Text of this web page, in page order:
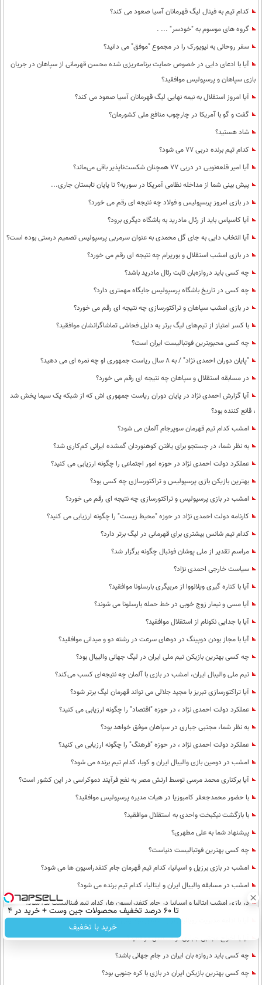
کدام تیم به فینال لیگ قهرمانان آسیا صعود می کند؟
گروه های موسوم به "خودسر" ... .
سفر روحانی به نیویورک را در مجموع "موفق" می دانید؟
آیا با ادعای دایی در خصوص حمایت برنامه‌ریزی شده محسن قهرمانی از سپاهان در جریان
بازی سپاهان و پرسپولیس موافقید؟
آیا امروز استقلال به نیمه نهایی لیگ قهرمانان آسیا صعود می کند؟
گفت و گو با آمریکا در چارچوب منافع ملی کشورمان؟
شاد هستید؟
کدام تیم برنده دربی 77 می شود؟
آیا امیر قلعه‌نویی در دربی 77 همچنان شکست‌ناپذیر باقی می‌ماند؟
پیش بینی شما از مداخله نظامی آمریکا در سوریه؟ تا پایان تابستان جاری...
در بازی امروز پرسپولیس و فولاد چه نتیجه ای رقم می خورد؟
آیا کاسیاس باید از رئال مادرید به باشگاه دیگری برود؟
آیا انتخاب دایی به جای گل محمدی به عنوان سرمربی پرسپولیس تصمیم درستی بوده است؟
در بازی امشب استقلال و بوریرام چه نتیجه ای رقم می خورد؟
چه کسی باید دروازه‌بان ثابت رئال مادرید باشد؟
چه کسی در تاریخ باشگاه پرسپولیس جایگاه مهمتری دارد؟
در بازی امشب سپاهان و تراکتورسازی چه نتیجه ای رقم می خورد؟
با کسر امتیاز از تیم‌های لیگ برتر به دلیل فحاشی تماشاگرانشان موافقید؟
چه کسی محبوبترین فوتبالیست ایران است؟
"پایان دوران احمدی نژاد" / به 8 سال ریاست جمهوری او چه نمره ای می دهید؟
در مسابقه استقلال و سپاهان چه نتیجه ای رقم می خورد؟
آیا گزارش احمدی نژاد در پایان دوران ریاست جمهوری اش که از شبکه یک سیما پخش شد
، قانع کننده بود؟
امشب کدام تیم قهرمان سوپرجام آلمان می شود؟
به نظر شما، در جستجو برای یافتن کوهنوردان گمشده ایرانی کم‌کاری شد؟
عملکرد دولت احمدی نژاد در حوزه امور اجتماعی را چگونه ارزیابی می کنید؟
بهترین بازیکن بازی پرسپولیس و تراکتورسازی چه کسی بود؟
امشب در بازی پرسپولیس و تراکتورسازی چه نتیجه ای رقم می خورد؟
کارنامه دولت احمدی نژاد در حوزه "محیط زیست" را چگونه ارزیابی می کنید؟
کدام تیم شانس بیشتری برای قهرمانی در لیگ برتر دارد؟
مراسم تقدیر از ملی پوشان فوتبال چگونه برگزار شد؟
سیاست خارجی احمدی نژاد؟
آیا با کناره گیری ویلانووا از مربیگری بارسلونا موافقید؟
آیا مسی و نیمار زوج خوبی در خط حمله بارسلونا می شوند؟
آیا با جدایی نکونام از استقلال موافقید؟
آیا با مجاز بودن دوپینگ در دوهای سرعت در رشته دو و میدانی موافقید؟
چه کسی بهترین بازیکن تیم ملی ایران در لیگ جهانی والیبال بود؟
تیم ملی والیبال ایران، امشب در بازی با آلمان چه نتیجه‌ای کسب می‌کند؟
آیا تراکتورسازی تبریز با مجید جلالی می تواند قهرمان لیگ برتر شود؟
عملکرد دولت احمدی نژاد ، در حوزه "اقتصاد" را چگونه ارزیابی می کنید؟
به نظر شما، مجتبی جباری در سپاهان موفق خواهد بود؟
عملکرد دولت احمدی نژاد ، در حوزه "فرهنگ" را چگونه ارزیابی می کنید؟
امشب در دومین بازی والیبال ایران و کوبا، کدام تیم برنده می شود؟
آیا برکناری محمد مرسی توسط ارتش مصر به نفع فرآیند دموکراسی در این کشور است؟
با حضور محمدجعفر کامبوزیا در هیات مدیره پرسپولیس موافقید؟
با بازگشت نیکبخت واحدی به استقلال موافقید؟
پیشنهاد شما به علی مطهری؟
چه کسی بهترین فوتبالیست دنیاست؟
امشب در بازی برزیل و اسپانیا، کدام تیم قهرمان جام کنفدراسیون ها می شود؟
امشب در مسابقه والیبال ایران و ایتالیا، کدام تیم برنده می شود؟
در بازی امشب ایتالیا و اسپانیا در جام کنفدراسیون ها، کدام تیم فینالیست می شود؟
آیا با ادامه مدیریت رویانیان بر باشگاه پرسپولیس موافقید؟
آیا با اخراج مجتبی جباری از استقلال موافقید؟
چه کسی باید دروازه بان ایران در جام جهانی باشد؟
چه کسی بهترین بازیکن ایران در بازی با کره جنوبی بود؟
تا 60 درصد تخفیف محصولات جین وست + خرید در 4
قسط
خرید با تخفیف